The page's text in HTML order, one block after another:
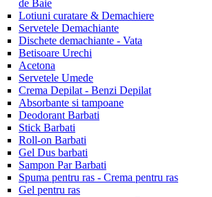
de Baie
Lotiuni curatare & Demachiere
Servetele Demachiante
Dischete demachiante - Vata
Betisoare Urechi
Acetona
Servetele Umede
Crema Depilat - Benzi Depilat
Absorbante si tampoane
Deodorant Barbati
Stick Barbati
Roll-on Barbati
Gel Dus barbati
Sampon Par Barbati
Spuma pentru ras - Crema pentru ras
Gel pentru ras